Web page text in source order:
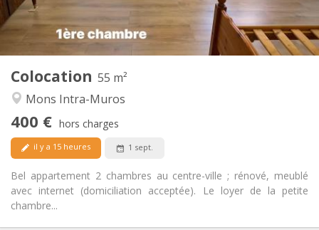
Colocation 55 m²
Mons Intra-Muros
400 € hors charges
il y a 15 heures 1 sept.
Bel appartement 2 chambres au centre-ville ; rénové, meublé
avec internet (domiciliation acceptée). Le loyer de la petite
chambre...
Salle de bain:
Privée
Cuisine:
Privée (pièce distincte)
Superficie:
55 m
Pièces privées: